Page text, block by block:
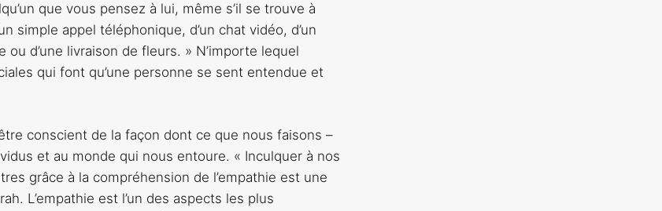
que vous pensez à lui, même s’il se trouve à
simple appel téléphonique, d’un chat vidéo, d’un
d’une livraison de fleurs. » N’importe lequel
qui font qu’une personne se sent entendue et
conscient de la façon dont ce que nous faisons –
et au monde qui nous entoure. « Inculquer à nos
grâce à la compréhension de l’empathie est une
L’empathie est l’un des aspects les plus